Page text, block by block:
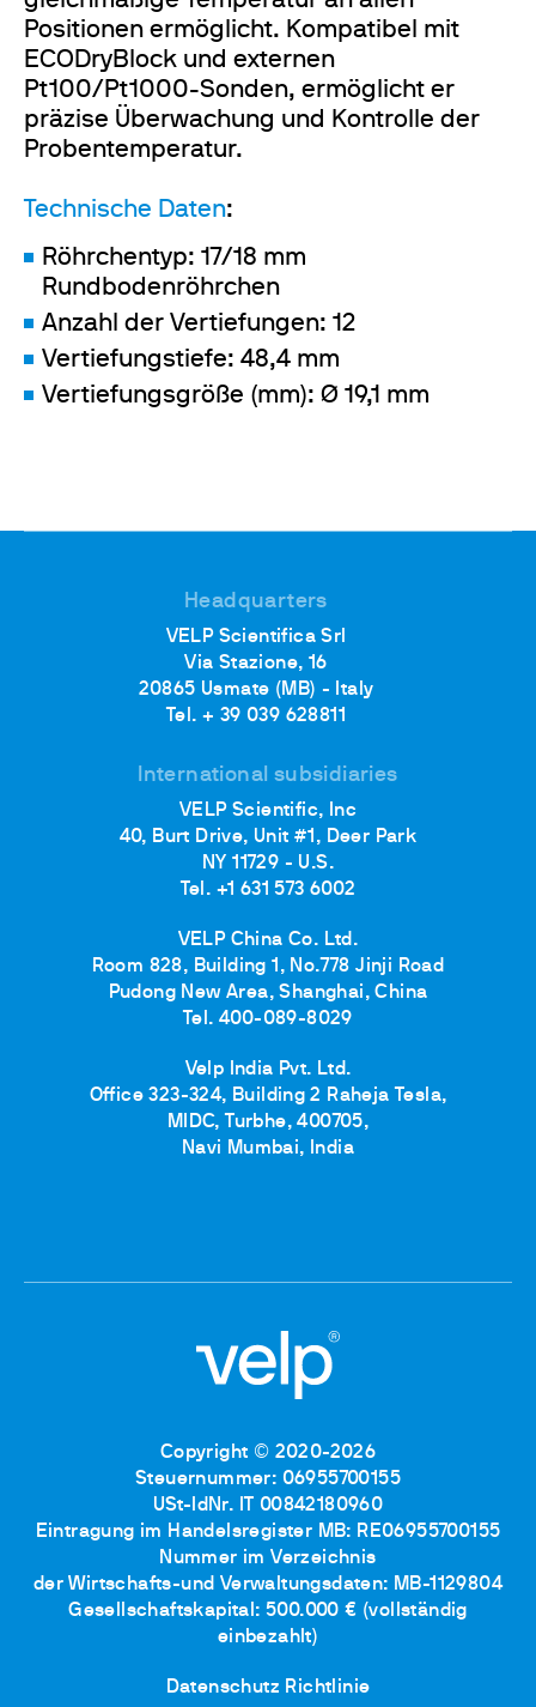
Positionen ermöglicht. Kompatibel mit
ECODryBlock und externen
Pt100/Pt1000-Sonden, ermöglicht er
präzise Überwachung und Kontrolle der
Probentemperatur.
Technische Daten:
Röhrchentyp: 17/18 mm
Rundbodenröhrchen
Anzahl der Vertiefungen: 12
Vertiefungstiefe: 48,4 mm
Vertiefungsgröße (mm): Ø 19,1 mm
Headquarters
VELP Scientifica Srl
Via Stazione, 16
20865 Usmate (MB) - Italy
Tel. + 39 039 628811
International subsidiaries
VELP Scientific, Inc
40, Burt Drive, Unit #1, Deer Park
NY 11729 - U.S.
Tel. +1 631 573 6002
VELP China Co. Ltd.
Room 828, Building 1, No.778 Jinji Road
Pudong New Area, Shanghai, China
Tel. 400-089-8029
Velp India Pvt. Ltd.
Office 323-324, Building 2 Raheja Tesla,
MIDC, Turbhe, 400705,
Navi Mumbai, India
Copyright © 2020-2026
Steuernummer: 06955700155
USt-IdNr. IT 00842180960
Eintragung im Handelsregister MB: RE06955700155
Nummer im Verzeichnis
der Wirtschafts-und Verwaltungsdaten: MB-1129804
Gesellschaftskapital: 500.000 € (vollständig
einbezahlt)
Datenschutz Richtlinie